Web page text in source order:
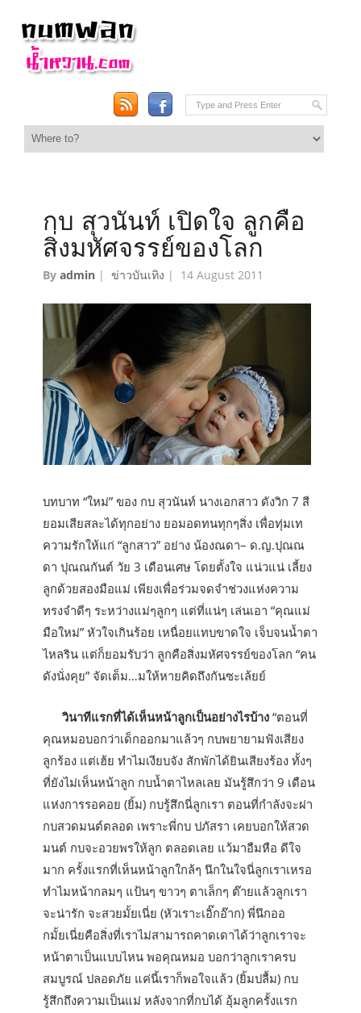
กบ สุวนันท์ เปิดใจ ลูกคือ
สิ่งมหัศจรรย์ของโลก
Byadmin |ข่าวบันเทิง | 14 August 2011
บทบาท “ใหม่” ของ กบ สุวนันท์ นางเอกสาว ดังวิก 7 สี
ยอมเสียสละได้ทุกอย่าง ยอมอดทนทุกๆสิ่ง เพื่อทุ่มเท
ความรักให้แก่ “ลูกสาว” อย่าง น้องณดา– ด.ญ.ปุณณ
ดา ปุณณกันต์ วัย 3 เดือนเศษ โดยตั้งใจ แน่วแน่ เลี้ยง
ลูกด้วยสองมือแม่ เพียงเพื่อร่วมจดจำช่วงแห่งความ
ทรงจำดีๆ ระหว่างแม่ๆลูกๆ แต่ที่แน่ๆ เล่นเอา “คุณแม่
มือใหม่” หัวใจเกินร้อย เหนื่อยแทบขาดใจ เจ็บจนน้ำตา
ไหลริน แต่ก็ยอมรับว่า ลูกคือสิ่งมหัศจรรย์ของโลก “คน
ดังนั่งคุย” จัดเต็ม…มให้หายคิดถึงกันซะเล้ยย์
วินาทีแรกที่ได้เห็นหน้าลูกเป็นอย่างไรบ้าง“ตอนที่
คุณหมอบอกว่าเด็กออกมาแล้วๆ กบพยายามฟังเสียง
ลูกร้อง แต่เฮ้ย ทำไมเงียบจัง สักพักได้ยินเสียงร้อง ทั้งๆ
ที่ยังไม่เห็นหน้าลูก กบน้ำตาไหลเลย มันรู้สึกว่า 9 เดือน
แห่งการรอคอย (ยิ้ม) กบรู้สึกนี่ลูกเรา ตอนที่กำลังจะผ่า
กบสวดมนต์ตลอด เพราะพี่กบ ปภัสรา เคยบอกให้สวด
มนต์ กบจะอวยพรให้ลูก ตลอดเลย แว้มาอืมหือ ดีใจ
มาก ครั้งแรกที่เห็นหน้าลูกใกล้ๆ นึกในใจนี่ลูกเราเหรอ
ทำไมหน้ากลมๆ แป้นๆ ขาวๆ ตาเล็กๆ ต๊ายแล้วลูกเรา
จะน่ารัก จะสวยมั้ยเนี่ย (หัวเราะเอิ๊กอ๊าก) พี่นึกออ
กมั้ยเนี่ยคือสิ่งที่เราไม่สามารถคาดเดาได้ว่าลูกเราจะ
หน้าตาเป็นแบบไหน พอคุณหมอ บอกว่าลูกเราครบ
สมบูรณ์ ปลอดภัย แค่นี้เราก็พอใจแล้ว (ยิ้มปลื้ม) กบ
รู้สึกถึงความเป็นแม่ หลังจากที่กบได้ อุ้มลูกครั้งแรก